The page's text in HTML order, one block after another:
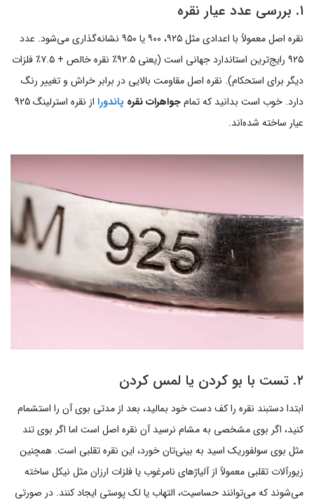
۱. بررسی عدد عیار نقره
نقره اصل معمولاً با اعدادی مثل ۹۲۵، ۹۰۰ یا ۹۵۰ نشانه‌گذاری می‌شود. عدد
۹۲۵ رایج‌ترین استاندارد جهانی است (یعنی ۹۲.۵٪ نقره خالص + ۷.۵٪ فلزات
دیگر برای استحکام). نقره اصل مقاومت بالایی در برابر خراش و تغییر رنگ
دارد. خوب است بدانید که تمامجواهرات نقره پاندورا
از نقره استرلینگ 925
عیار ساخته شده‌اند.
۲. تست با بو کردن یا لمس کردن
ابتدا دستبند نقره را کف دست خود بمالید، بعد از مدتی بوی آن را استشمام
کنید، اگر بوی مشخصی به مشام نرسید آن نقره اصل است اما اگر بوی تند
مثل بوی سولفوریک اسید به بینی‌تان خورد، این نقره تقلبی است. همچنین
زیورآلات تقلبی معمولاً از آلیاژهای نامرغوب یا فلزات ارزان مثل نیکل ساخته
می‌شوند که می‌توانند حساسیت، التهاب یا لک پوستی ایجاد کنند. در صورتی